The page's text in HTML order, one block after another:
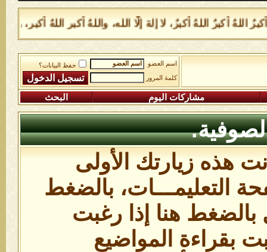
أكبرُ اللهُ أكبرُ، لا إلهَ إلَّا الله، واللهُ أكبر اللهُ أكبر، ولله
اسم العضو
حفظ البيانات؟
كلمة المرور
مشاركات اليوم البحث
هذه زيارتك الأولى
التعليمـــات، بالضغط
بالضغط هنا إذا رغبت
بقراءة المواضيع